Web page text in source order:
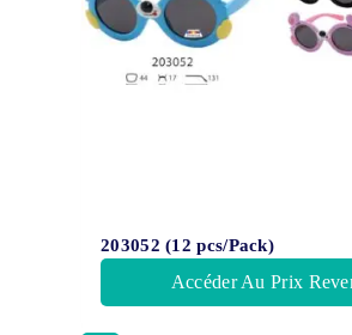
203052 (12 pcs/Pack)
Accéder Au Prix